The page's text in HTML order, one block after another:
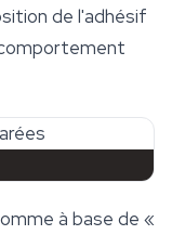
de l'adhésif
à base de «